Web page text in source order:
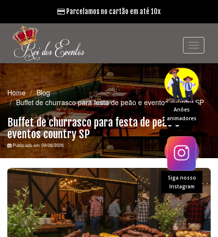
Anões
animadores
Siga nosso
Instagram
Parcelamos no cartão em até 10x
Home
Blog
Buffet de churrasco para festa de peão e eventos country SP
Buffet de churrasco para festa de peão e
eventos country SP
Publicado em 09/06/2026